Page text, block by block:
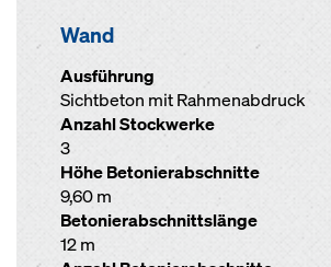
Wand
Ausführung
Sichtbeton mit Rahmenabdruck
Anzahl Stockwerke
3
Höhe Betonierabschnitte
9,60 m
Betonierabschnittslänge
12 m